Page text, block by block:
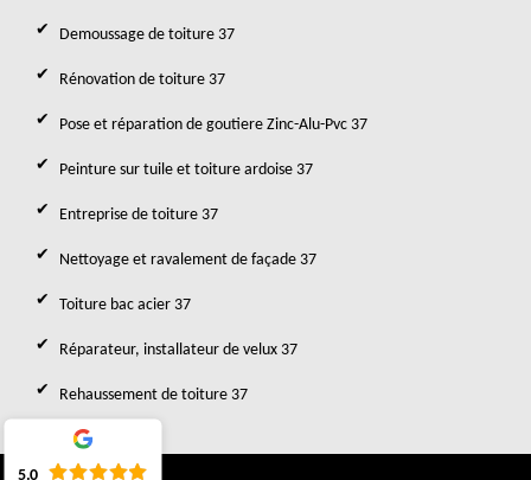
Demoussage de toiture 37
Rénovation de toiture 37
Pose et réparation de goutiere Zinc-Alu-Pvc 37
Peinture sur tuile et toiture ardoise 37
Entreprise de toiture 37
Nettoyage et ravalement de façade 37
Toiture bac acier 37
Réparateur, installateur de velux 37
Rehaussement de toiture 37
5.0